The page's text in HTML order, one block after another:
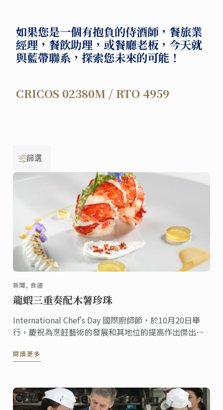
如果您是一個有抱負的侍酒師，餐旅業
經理，餐飲助理，或餐廳老板，今天就
與藍帶聯系，探索您未來的可能！
CRICOS 02380M / RTO 4959
篩選
新聞, 食譜
龍蝦三重奏配木薯珍珠
International Chef's Day 國際廚師節，於10月20日舉
行，慶祝為烹飪藝術的發展和其地位的提高作出傑出貢
世界廚師協會（WACS）創辦的，該協會成員為來自世界
閱讀更多